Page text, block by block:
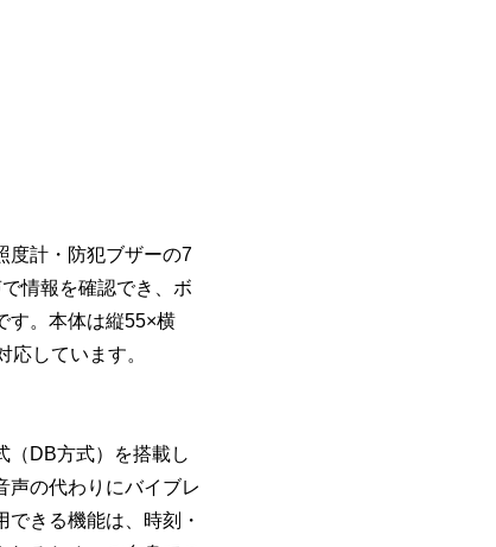
度計・防犯ブザーの7
情報を確認でき、ボ
す。本体は縦55×横
しています。
（DB方式）を搭載し
声の代わりにバイブレ
きる機能は、時刻・